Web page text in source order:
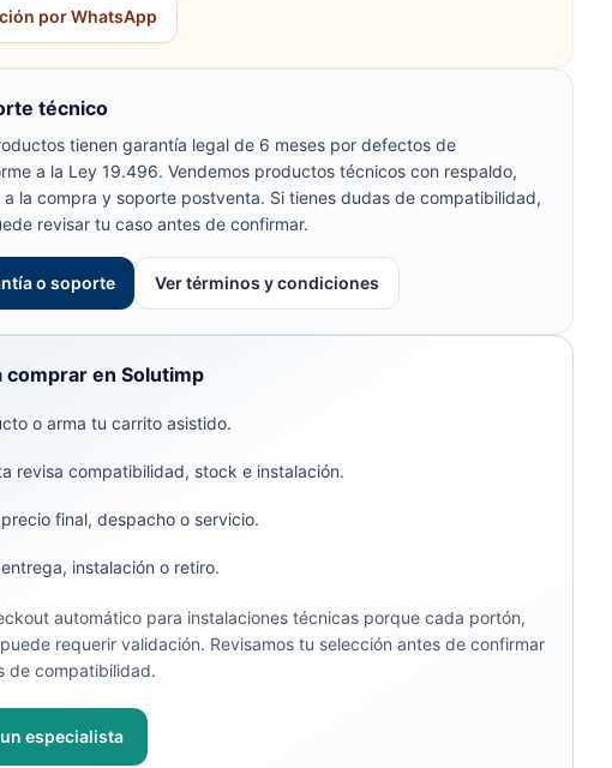
por WhatsApp
técnico
tienen garantía legal de 6 meses por defectos de
a la Ley 19.496. Vendemos productos técnicos con respaldo,
la compra y soporte postventa. Si tienes dudas de compatibilidad,
revisar tu caso antes de confirmar.
o soporte Ver términos y condiciones
comprar en Solutimp
o arma tu carrito asistido.
revisa compatibilidad, stock e instalación.
final, despacho o servicio.
instalación o retiro.
automático para instalaciones técnicas porque cada portón,
requerir validación. Revisamos tu selección antes de confirmar
de compatibilidad.
especialista